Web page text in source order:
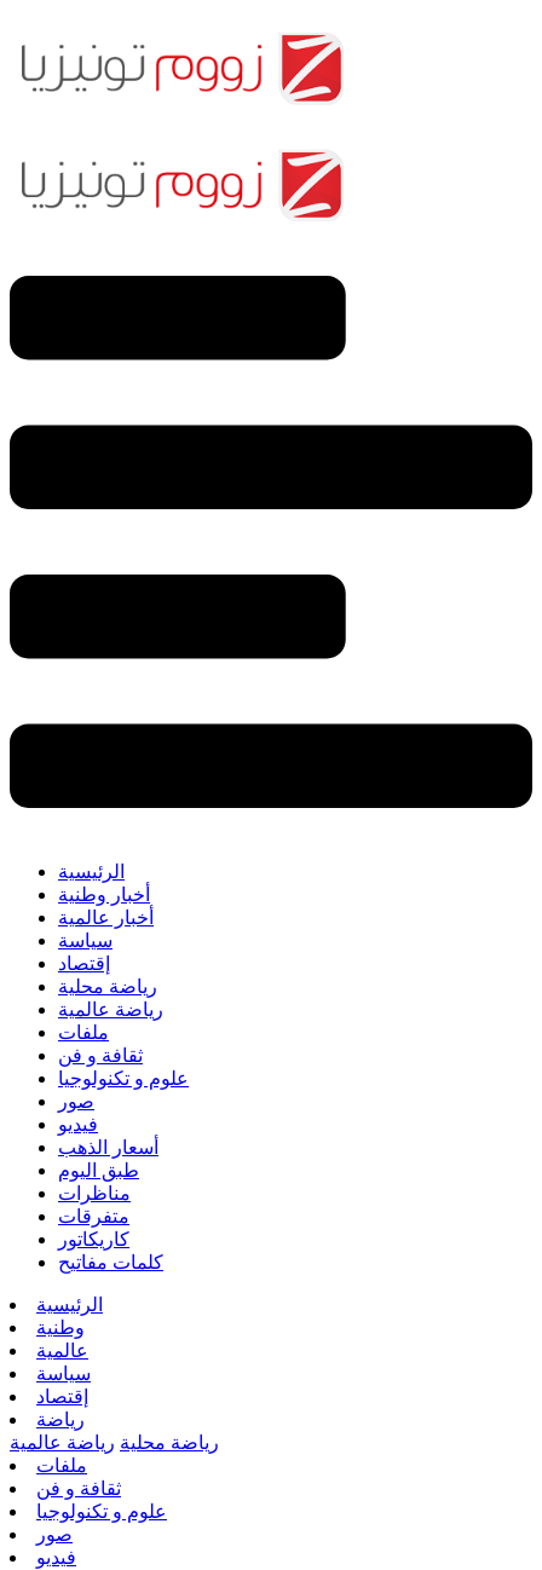
الرئيسية
أخبار وطنية
أخبار عالمية
سياسة
إقتصاد
رياضة محلية
رياضة عالمية
ملفات
ثقافة و فن
علوم و تكنولوجيا
صور
فيديو
أسعار الذهب
طبق اليوم
مناظرات
متفرقات
كاريكاتور
كلمات مفاتيح
الرئيسية
وطنية
عالمية
سياسة
إقتصاد
رياضة
رياضة محلية رياضة عالمية
ملفات
ثقافة و فن
علوم و تكنولوجيا
صور
فيديو